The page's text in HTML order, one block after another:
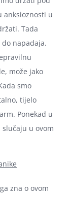
anksioznosti u
Tada
napadaja.
može jako
smo
tijelo
Ponekad u
u ovom
zna o ovom